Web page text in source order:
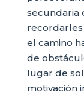
secundaria
el camino
de
lugar de
motivación